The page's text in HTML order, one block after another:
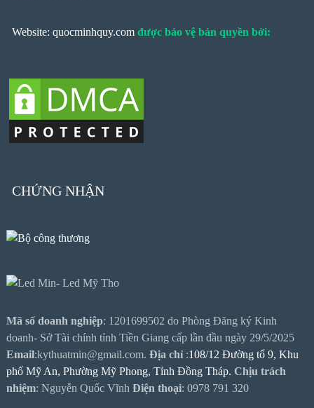
Website: quocminhquy.comđược bảo vệ bản quyền bởi:
CHỨNG NHẬN
Mã số doanh nghiệp: 1201699502 do Phòng Đăng ký Kinh
doanh- Sở Tài chính tỉnh Tiền Giang cấp lần đầu ngày 29/5/2025
Email:kythuatmin@gmail.com. Địa chỉ:108/12 Đường tổ 9, Khu
phố Mỹ An, Phường Mỹ Phong, Tỉnh Đồng Tháp. Chịu trách
nhiệm: Nguyễn Quốc Vĩnh Điện thoại: 0978 791 320